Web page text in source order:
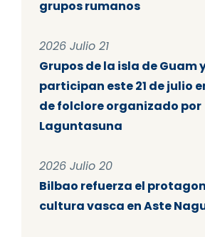
grupos rumanos
2026 Julio 21
Grupos de la isla de Guam
participan este 21 de julio
de folclore organizado por
Laguntasuna
2026 Julio 20
Bilbao refuerza el
cultura vasca en Aste